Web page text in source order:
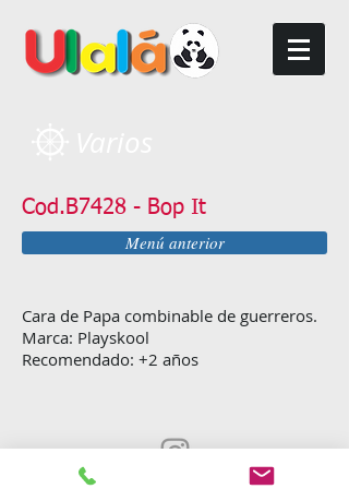
Cod.B7428 - Bop It
Menú anterior
Cara de Papa combinable de guerreros.
Marca: Playskool
Recomendado: +2 años